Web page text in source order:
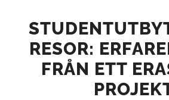
RESOR:
FRÅN ETT